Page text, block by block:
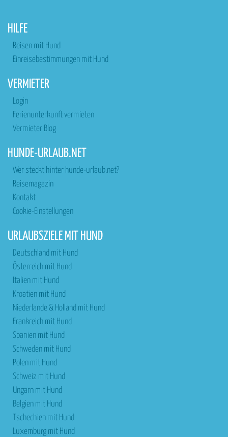
HILFE
Reisen mit Hund
Einreisebestimmungen mit Hund
VERMIETER
Login
Ferienunterkunft vermieten
Vermieter Blog
HUNDE-URLAUB.NET
Wer steckt hinter hunde-urlaub.net?
Reisemagazin
Kontakt
Cookie-Einstellungen
URLAUBSZIELE MIT HUND
Deutschland mit Hund
Österreich mit Hund
Italien mit Hund
Kroatien mit Hund
Niederlande & Holland mit Hund
Frankreich mit Hund
Spanien mit Hund
Schweden mit Hund
Polen mit Hund
Schweiz mit Hund
Ungarn mit Hund
Belgien mit Hund
Tschechien mit Hund
Luxemburg mit Hund